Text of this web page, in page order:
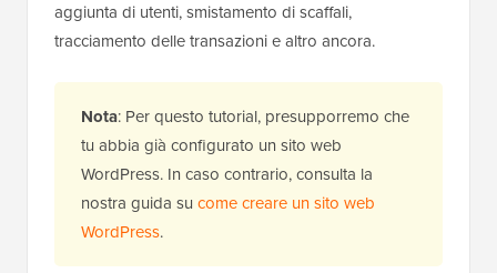
aggiunta di utenti, smistamento di scaffali,
tracciamento delle transazioni e altro ancora.
Nota: Per questo tutorial, presupporremo che
tu abbia già configurato un sito web
WordPress. In caso contrario, consulta la
nostra guida su come creare un sito web
WordPress.